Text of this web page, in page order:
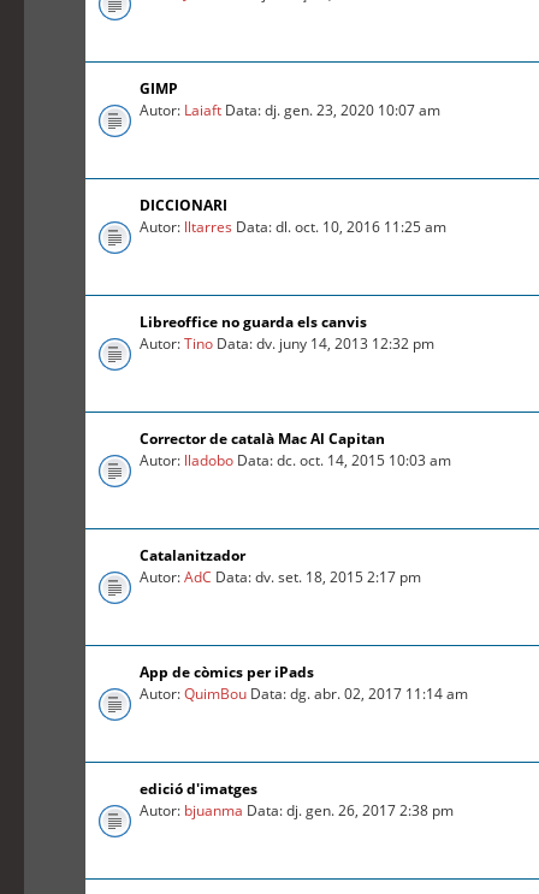
GIMP
Autor: Laiaft Data: dj. gen. 23, 2020 10:07 am
DICCIONARI
Autor: lltarres Data: dl. oct. 10, 2016 11:25 am
Libreoffice no guarda els canvis
Autor:Tino Data: dv. juny 14, 2013 12:32 pm
Corrector de català Mac Al Capitan
Autor: lladobo Data: dc. oct. 14, 2015 10:03 am
Catalanitzador
Autor:AdC Data: dv. set. 18, 2015 2:17 pm
App de còmics per iPads
Autor:QuimBou Data: dg. abr. 02, 2017 11:14 am
edició d'imatges
Autor: bjuanma Data: dj. gen. 26, 2017 2:38 pm